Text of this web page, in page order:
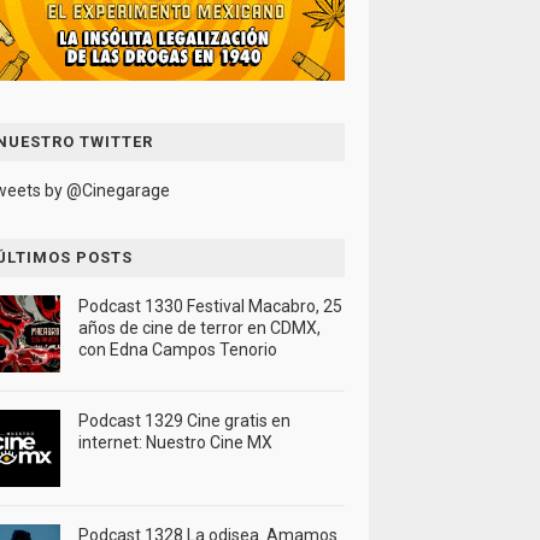
TWITTER
by @Cinegarage
POSTS
Podcast 1330 Festival Macabro, 25
años de cine de terror en CDMX,
con Edna Campos Tenorio
Podcast 1329 Cine gratis en
internet: Nuestro Cine MX
Podcast 1328 La odisea. Amamos